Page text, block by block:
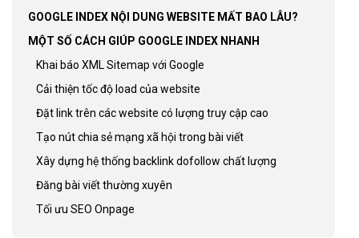
GOOGLE INDEX NỘI DUNG WEBSITE MẤT BAO LÂU?
MỘT SỐ CÁCH GIÚP GOOGLE INDEX NHANH
Khai báo XML Sitemap với Google
Cải thiện tốc độ load của website
Đặt link trên các website có lượng truy cập cao
Tạo nút chia sẻ mạng xã hội trong bài viết
Xây dựng hệ thống backlink dofollow chất lượng
Đăng bài viết thường xuyên
Tối ưu SEO Onpage